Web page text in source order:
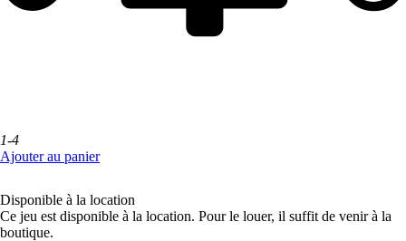
1-4
Ajouter au panier
Disponible à la location
Ce jeu est disponible à la location. Pour le louer, il suffit de venir à la
boutique.